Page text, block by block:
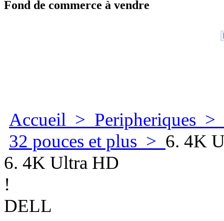
Fond de commerce à vendre
Accueil > Peripheriques >
32 pouces et plus > 6. 4K
6. 4K Ultra HD
!
DELL